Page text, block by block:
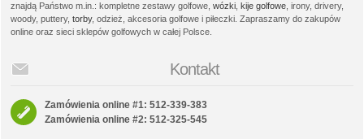
znajdą Państwo m.in.: kompletne zestawy golfowe, wózki kije golfowe , irony, drivery,
woody, puttery, torby, odzież, akcesoria golfowe i piłeczki. Zapraszamy do zakupów
online oraz sieci sklepów golfowych w całej Polsce.
Kontakt
Zamówienia online #1: 512-339-383
Zamówienia online #2: 512-325-545